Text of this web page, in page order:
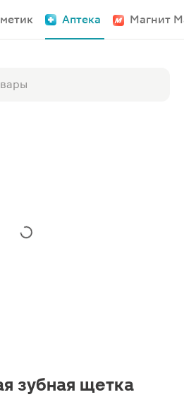
Аптека Магнит
зубная щетка